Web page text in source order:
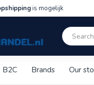
is mogelijk
B2C Brands Our